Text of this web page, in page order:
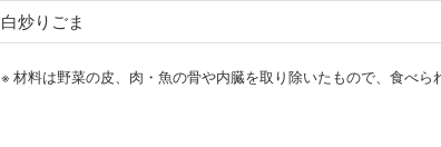
白炒りごま
※ 材料は野菜の皮、肉・魚の骨や内臓を取り除いたもので、食べら